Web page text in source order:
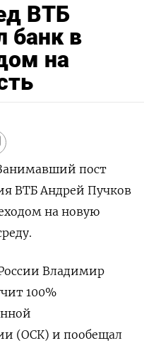
ВТБ
банк в
на
пост
ВТБ Андрей Пучков
на новую
Владимир
100%
(ОСК) и пообещал